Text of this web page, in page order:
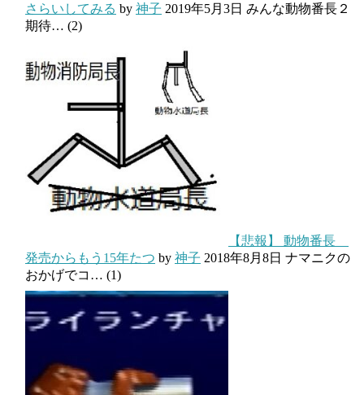
さらいしてみる by 神子 2019年5月3日 みんな動物番長２
期待… (2)
【悲報】 動物番長
発売からもう15年たつ by 神子 2018年8月8日 ナマニクの
おかげでコ… (1)